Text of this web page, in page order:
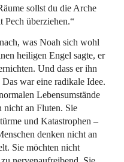
sollst du die Arche
Pech überziehen.“
was Noah sich wohl
heiligen Engel sagte, er
Und dass er ihn
war eine radikale Idee.
Lebensumstände
nicht an Fluten. Sie
und Katastrophen –
denken nicht an
Sie möchten nicht